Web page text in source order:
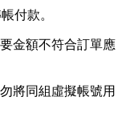
付款。
金額不符合訂單應
將同組虛擬帳號用